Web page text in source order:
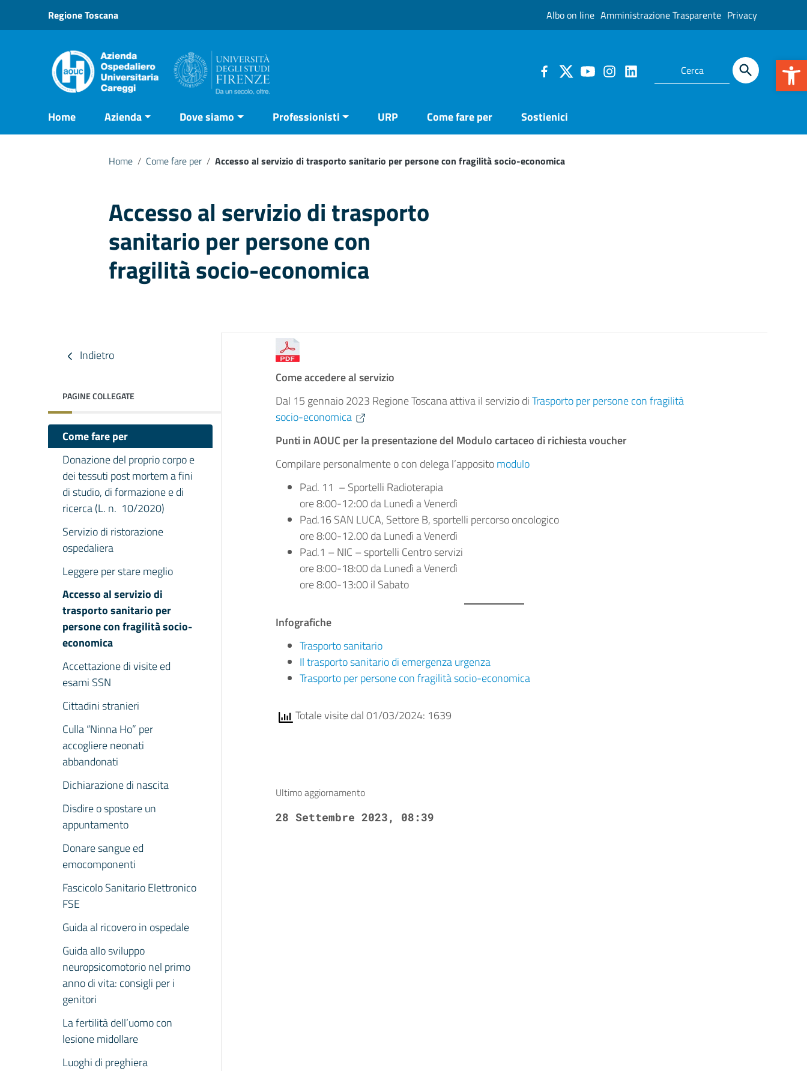
Vai ai contenuti
Vai al menu di navigazione
Regione Toscana Albo on line Amministrazione Trasparente Privacy
Home Azienda Dove siamo Professionisti URP Come fare per Sostienici
Home / Come fare per / Accesso al servizio di trasporto sanitario per persone con fragilità socio-economica
Accesso al servizio di trasporto
sanitario per persone con
fragilità socio-economica
Indietro
PAGINE COLLEGATE
Come fare per
Donazione del proprio corpo e
dei tessuti post mortem a fini
di studio, di formazione e di
ricerca (L. n. 10/2020)
Servizio di ristorazione
ospedaliera
Leggere per stare meglio
Accesso al servizio di
trasporto sanitario per
persone con fragilità socio-
economica
Accettazione di visite ed
esami SSN
Cittadini stranieri
Culla “Ninna Ho” per
accogliere neonati
abbandonati
Dichiarazione di nascita
Disdire o spostare un
appuntamento
Donare sangue ed
emocomponenti
Fascicolo Sanitario Elettronico
FSE
Guida al ricovero in ospedale
Guida allo sviluppo
neuropsicomotorio nel primo
anno di vita: consigli per i
genitori
La fertilità dell’uomo con
lesione midollare
Luoghi di preghiera
Come accedere al servizio
Dal 15 gennaio 2023 Regione Toscana attiva il servizio diTrasporto per persone con fragilità
socio-economica
Punti in AOUC per la presentazione del Modulo cartaceo di richiesta voucher
Compilare personalmente o con delega l’appositomodulo
Pad. 11 – Sportelli Radioterapia
ore 8:00-12:00 da Lunedì a Venerdì
Pad.16 SAN LUCA, Settore B, sportelli percorso oncologico
ore 8:00-12.00 da Lunedì a Venerdì
Pad.1 – NIC – sportelli Centro servizi
ore 8:00-18:00 da Lunedì a Venerdì
ore 8:00-13:00 il Sabato
Infografiche
Trasporto sanitario
Il trasporto sanitario di emergenza urgenza
Trasporto per persone con fragilità socio-economica
Totale visite dal 01/03/2024: 1639
Ultimo aggiornamento
28 Settembre 2023, 08:39